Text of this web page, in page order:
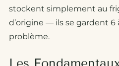
stockent simplement au
d’origine — ils se gardent 6
problème.